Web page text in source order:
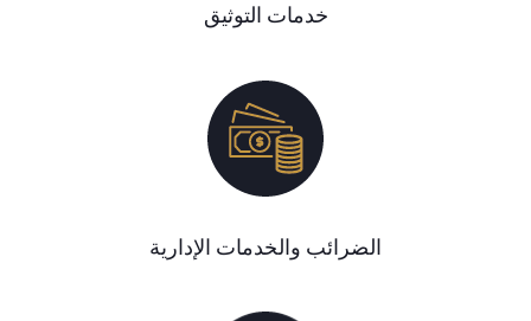
خدمات التوثيق
الضرائب والخدمات الإدارية